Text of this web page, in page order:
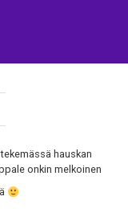
hauskan
onkin melkoinen